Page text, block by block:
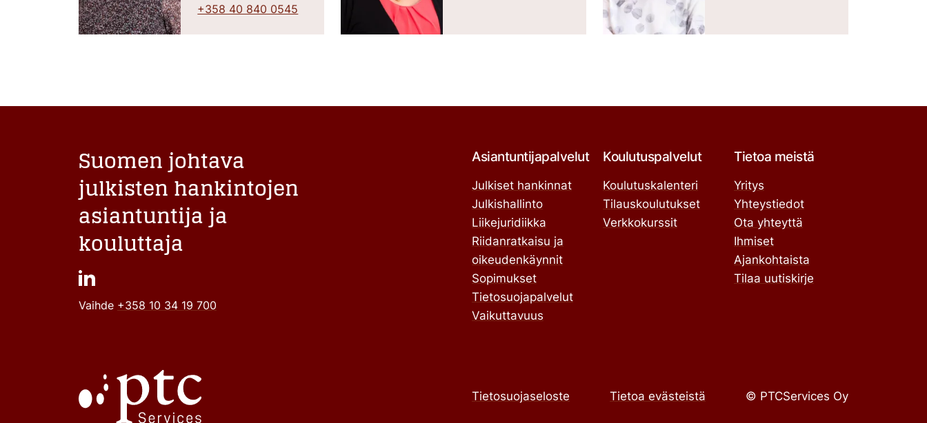
+358 40 840 0545
Suomen johtava
julkisten hankintojen
asiantuntija ja
kouluttaja
Vaihde +358 10 34 19 700
Asiantuntijapalvelut
Julkiset hankinnat
Julkishallinto
Liikejuridiikka
Riidanratkaisu ja
oikeudenkäynnit
Sopimukset
Tietosuojapalvelut
Vaikuttavuus
Koulutuspalvelut
Koulutuskalenteri
Tilauskoulutukset
Verkkokurssit
Tietoa meistä
Yritys
Yhteystiedot
Ota yhteyttä
Ihmiset
Ajankohtaista
Tilaa uutiskirje
Tietosuojaseloste Tietoa evästeistä © PTCServices Oy